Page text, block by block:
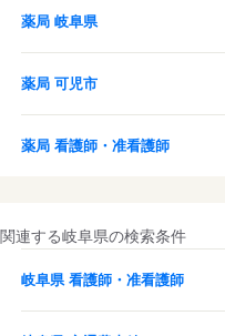
薬局 岐阜県
薬局 可児市
薬局 看護師・准看護師
関連する岐阜県の検索条件
岐阜県 看護師・准看護師